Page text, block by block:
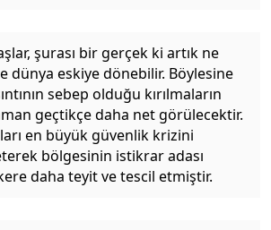
şurası bir gerçek ki artık ne
dünya eskiye dönebilir. Böylesine
sebep olduğu kırılmaların
geçtikçe daha net görülecektir.
en büyük güvenlik krizini
bölgesinin istikrar adası
daha teyit ve tescil etmiştir.